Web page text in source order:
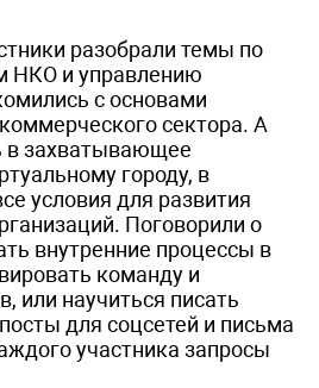
разобрали темы по
НКО и управлению
с основами
сектора. А
в захватывающее
городу, в
условия для развития
Поговорили о
внутренние процессы в
команду и
или научиться писать
для соцсетей и письма
участника запросы